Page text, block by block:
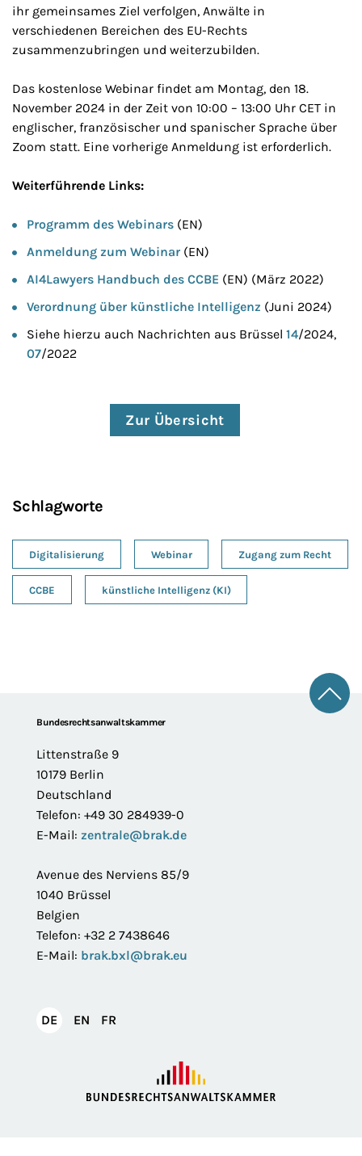
ihr gemeinsames Ziel verfolgen, Anwälte in
verschiedenen Bereichen des EU-Rechts
zusammenzubringen und weiterzubilden.
Das kostenlose Webinar findet am Montag, den 18.
November 2024 in der Zeit von 10:00 – 13:00 Uhr CET in
englischer, französischer und spanischer Sprache über
Zoom statt. Eine vorherige Anmeldung ist erforderlich.
Weiterführende Links:
Programm des Webinars (EN)
Anmeldung zum Webinar (EN)
AI4Lawyers Handbuch des CCBE (EN) (März 2022)
Verordnung über künstliche Intelligenz (Juni 2024)
Siehe hierzu auch Nachrichten aus Brüssel 14/2024,
07/2022
Zur Übersicht
Schlagworte
Digitalisierung Webinar Zugang zum Recht
CCBE künstliche Intelligenz (KI)
FooterBundesrechtsanwaltskammer
Littenstraße 9
10179 Berlin
Deutschland
Telefon: +49 30 284939-0
E-Mail: zentrale@brak.de
Avenue des Nerviens 85/9
1040 Brüssel
Belgien
Telefon: +32 2 7438646
E-Mail: brak.bxl@brak.eu
DEDeutsch
EN English
FR